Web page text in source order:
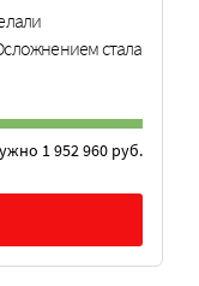
стала
1 952 960 руб.